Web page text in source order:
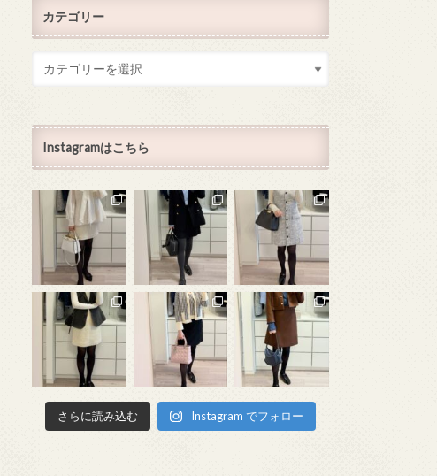
カテゴリー
Instagramはこちら
さらに読み込む Instagram でフォロー